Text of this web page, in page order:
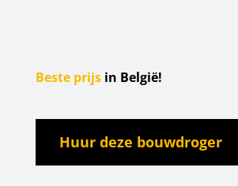
Beste prijsin België!
Huur deze bouwdroger